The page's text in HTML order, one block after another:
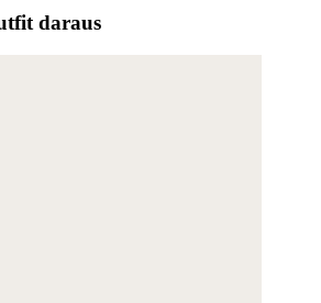
daraus